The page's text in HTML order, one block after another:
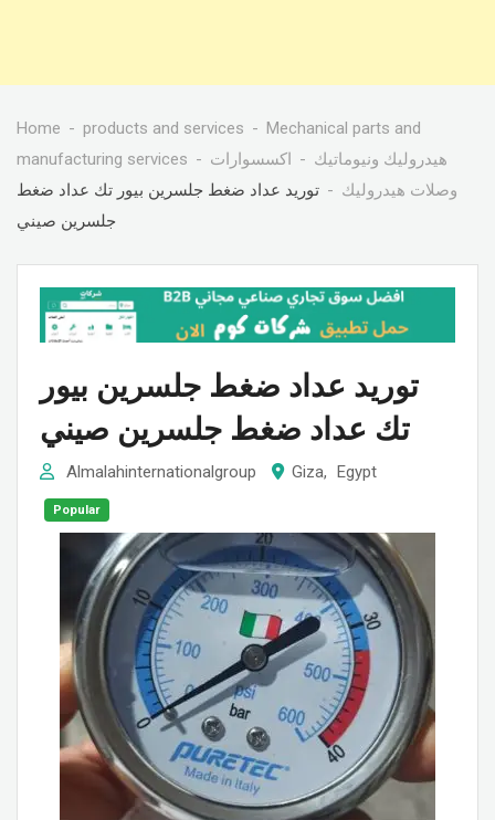
Home products and services
Mechanical parts and
manufacturing services
هيدروليك ونيوماتيك
اكسسوارات
وصلات هيدروليك
توريد عداد ضغط جلسرين بيور تك عداد ضغط
جلسرين صيني
توريد عداد ضغط جلسرين بيور
تك عداد ضغط جلسرين صيني
Almalahinternationalgroup Giza, Egypt
Popular